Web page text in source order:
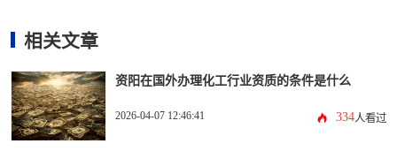
相关文章
资阳在国外办理化工行业资质的条件是什么
2026-04-07 12:46:41 334人看过